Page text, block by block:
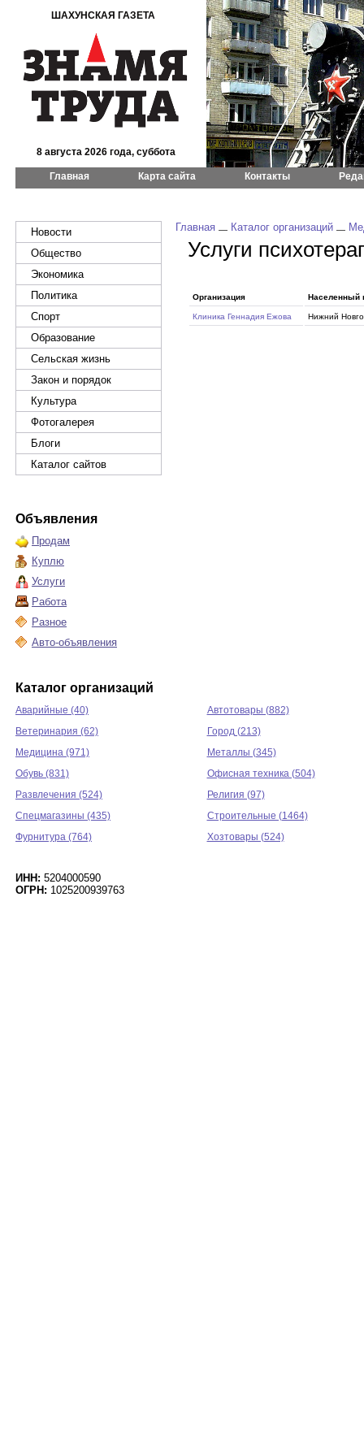
ШАХУНСКАЯ ГАЗЕТА
8 августа 2026 года, суббота
Главная Карта сайта Контакты
Новости
Общество
Экономика
Политика
Спорт
Образование
Сельская жизнь
Закон и порядок
Культура
Фотогалерея
Блоги
Каталог сайтов
Объявления
Продам
Куплю
Услуги
Работа
Разное
Авто-объявления
Главная Каталог организаций
Услуги
Организация Населенный
Клиника Геннадия Ежова Нижний
Каталог организаций
Аварийные (40)
Автотовары (882)
Ветеринария (62)
Город (213)
Медицина (971)
Металлы (345)
Обувь (831)
Офисная техника (504)
Развлечения (524)
Религия (97)
Спецмагазины (435)
Строительные (1464)
Фурнитура (764)
Хозтовары (524)
ИНН: 5204000590
ОГРН: 1025200939763